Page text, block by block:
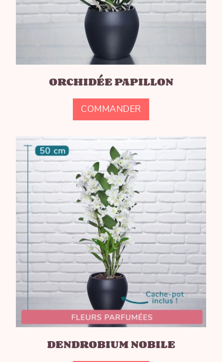
ORCHIDÉE PAPILLON
COMMANDER
DENDROBIUM NOBILE